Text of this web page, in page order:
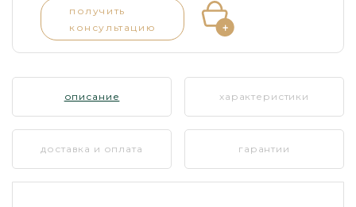
получить
консультацию
описание характеристики
доставка и оплата гарантии